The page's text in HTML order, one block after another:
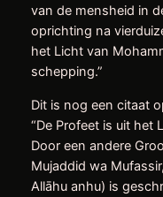
van de mensheid in
oprichting na
het Licht van
schepping.”
Dit is nog een citaat
“De Profeet is uit het
Door een andere
Mujaddid wa
Allāhu anhu) is